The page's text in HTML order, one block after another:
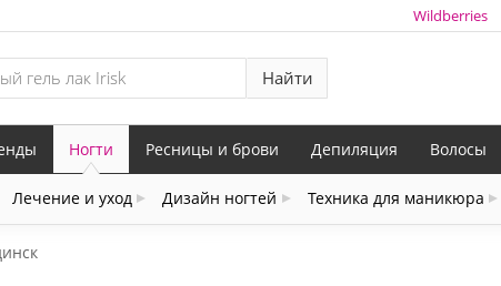
Wildberries
Найти
Ногти
Лечение и уход Дизайн ногтей Техника для маникюра
Ресницы и брови Депиляция Волосы